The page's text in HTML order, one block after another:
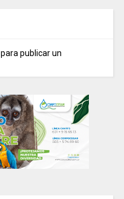
para publicar un